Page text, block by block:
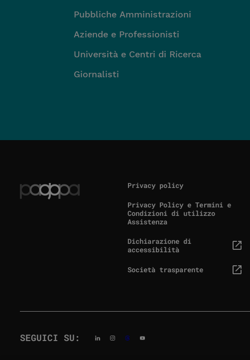
Pubbliche Amministrazioni
Aziende e Professionisti
Università e Centri di Ricerca
Giornalisti
Privacy policy
Privacy Policy e Termini e
Condizioni di utilizzo
Assistenza
Dichiarazione di
accessibilità
(link esterno, si apre in una
Società trasparente
(link esterno, si apre in una
SEGUICI SU: